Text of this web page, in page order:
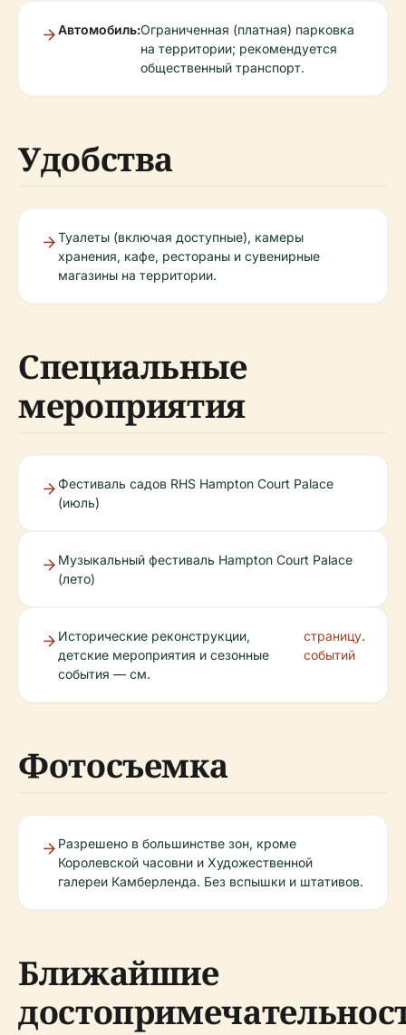
Автомобиль:Ограниченная (платная) парковка
на территории; рекомендуется
общественный транспорт.
Удобства
Туалеты (включая доступные), камеры
хранения, кафе, рестораны и сувенирные
магазины на территории.
Специальные
мероприятия
Фестиваль садов RHS Hampton Court Palace
(июль)
Музыкальный фестиваль Hampton Court Palace
(лето)
Исторические реконструкции,
детские мероприятия и сезонные
события — см.
страницу
событий
.
Фотосъемка
Разрешено в большинстве зон, кроме
Королевской часовни и Художественной
галереи Камберленда. Без вспышки и штативов.
Ближайшие